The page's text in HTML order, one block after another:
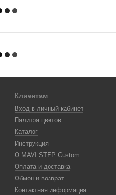
Клиентам
Вход в личный кабинет
Палитра цветов
Каталог
Инструкция
О MAVI STEP Custom
Оплата и доставка
Обмен и возврат
Контактная информация